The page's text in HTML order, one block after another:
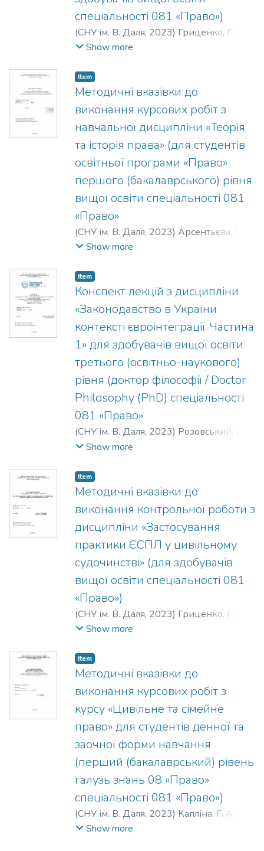
документів. Кожна тема містить ключові
поняття, стислі теоретичні відомості,
практичні завдання, приклади
розв’язання задач, а також питання для
структури посібника також входять
джерела (нормативно-правові акти,
література та інформаційні ресурси),
наочні рисунки, схеми та
відеоматеріали, які дозволяють
здобувачу освіти сформувати більш
конкретне уявлення щодо питання, яке
вивчається та краще засвоїти матеріал.
Посібник призначено для здобувачів
вищої освіти освітньо-професійної
програми «Право» (перший рівень
вищої освіти).
спеціальності 081 «Право»)
(СНУ ім. В. Даля, 2023) Гриценко, Г. М.
Татаренко, Г. В.
Show more
Item
Методичні вказівки до
виконання курсових робіт з
навчальної дисципліни «Теорія
та історія права» (для студентів
освітньої програми «Право»
першого (бакалаврського) рівня
вищої освіти спеціальності 081
«Право»
(СНУ ім. В. Даля, 2023) Арсентьєва, О. С.
Антоненко, М. І.
Show more
Item
Конспект лекцій з дисципліни
«Законодавство в України
контексті євроінтеграції. Частина
1» для здобувачів вищої освіти
третього (освітньо-наукового)
рівня (доктор філософії / Doctor
Philosophy (PhD) спеціальності
081 «Право»
(СНУ ім. В. Даля, 2023) Розовський, Б. Г.
Капліна, Г. А.
Show more
Item
Методичні вказівки до
виконання контрольної роботи з
дисципліни «Застосування
практики ЄСПЛ у цивільному
судочинстві» (для здобувачів
вищої освіти спеціальності 081
«Право»)
(СНУ ім. В. Даля, 2023) Гриценко, Г. М.
Татаренко, Г. В.
Show more
Item
Методичні вказівки до
виконання курсових робіт з
курсу «Цивільне та сімейне
право» для студентів денної та
заочної форми навчання
(перший (бакалаврський) рівень
галузь знань 08 «Право»
спеціальності 081 «Право»)
(СНУ ім. В. Даля, 2023) Капліна, Г. А.
Гніденко, В. І.
Show more